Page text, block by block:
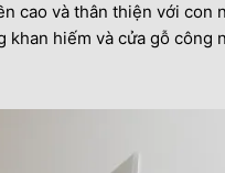
cao và thân thiện với con
hiếm và cửa gỗ